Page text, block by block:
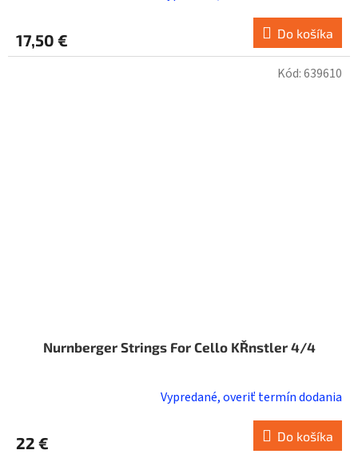
17,50 € Do košíka
Nurnberger Strings For Cello KŘnstler 4/4
Vypredané, overiť termín dodania
22 € Do košíka
Kód:639610